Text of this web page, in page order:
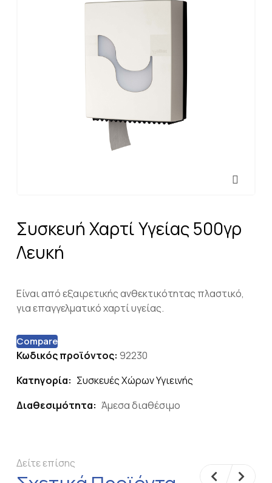
Συσκευή Χαρτί Υγείας 500γρ
Λευκή
Είναι από εξαιρετικής ανθεκτικότητας πλαστικό,
για επαγγελματικό χαρτί υγείας.
Compare
Κωδικός προϊόντος: 92230
Κατηγορία: Συσκευές Χώρων Υγιεινής
Διαθεσιμότητα: Άμεσα διαθέσιμο
Δείτε επίσης